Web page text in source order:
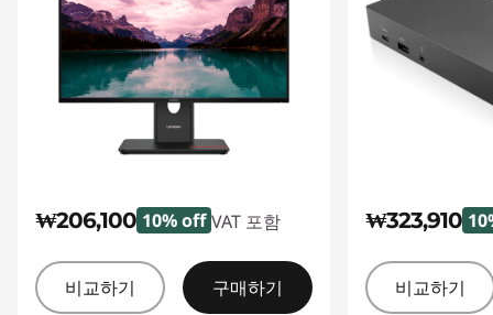
₩206,100 10% off VAT 포함
비교하기 구매하기
₩323,910
비교하기